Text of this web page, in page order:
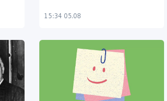
15:34 05.08